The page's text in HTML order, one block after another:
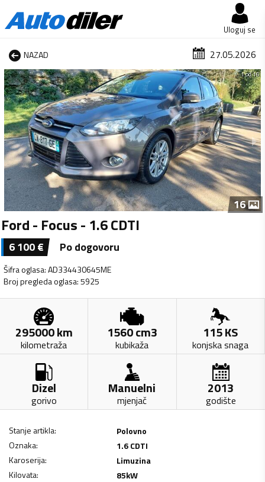
Uloguj se
NAZAD 27.05.2026
1 od 16
16
Ford - Focus - 1.6 CDTI
6 100€ Po dogovoru
Šifra oglasa:AD334430645ME
Broj pregleda oglasa:5925
295000km
kilometraža
1560cm3
kubikaža
115KS
konjska snaga
Dizel
gorivo
Manuelni
mjenjač
2013
godište
Stanje artikla:
Polovno
Oznaka:
1.6 CDTI
Karoserija:
Limuzina
Kilovata: 85kW